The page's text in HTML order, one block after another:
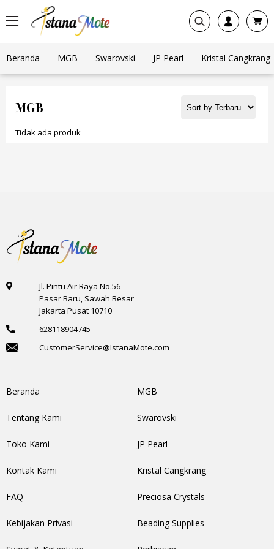
Beranda MGB Swarovski JP Pearl Kristal Cangkrang
MGB
Tidak ada produk
Jl. Pintu Air Raya No.56
Pasar Baru, Sawah Besar
Jakarta Pusat 10710
628118904745
CustomerService@IstanaMote.com
Beranda
Tentang Kami
Toko Kami
Kontak Kami
FAQ
Kebijakan Privasi
MGB
Swarovski
JP Pearl
Kristal Cangkrang
Preciosa Crystals
Beading Supplies